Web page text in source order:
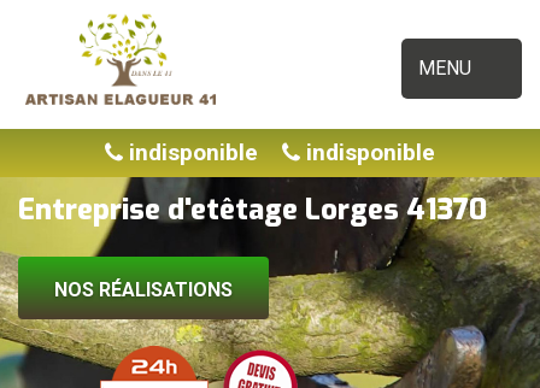
MENU
indisponible indisponible
Entreprise d'etêtage Lorges 41370
NOS RÉALISATIONS